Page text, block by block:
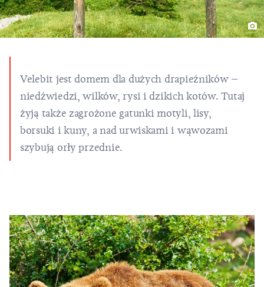
Velebit jest domem dla dużych drapieżników –
niedźwiedzi, wilków, rysi i dzikich kotów. Tutaj
żyją także zagrożone gatunki motyli, lisy,
borsuki i kuny, a nad urwiskami i wąwozami
szybują orły przednie.